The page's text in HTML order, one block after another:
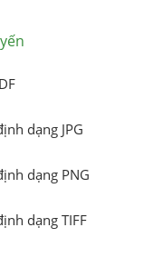
dạng JPG
dạng PNG
dạng TIFF